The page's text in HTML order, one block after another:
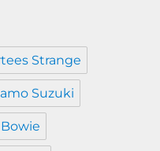
Strange
Suzuki